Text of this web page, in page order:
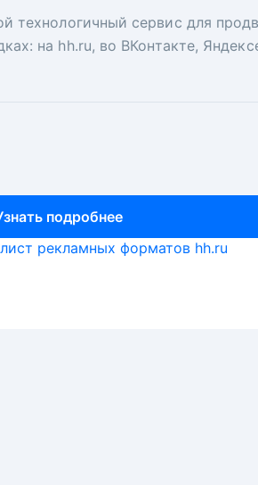
технологичный сервис для
на hh.ru, во ВКонтакте,
подробнее
странице hh.ru.
кандидатов и когда вам
проектные менеджеры hh.ru с
подробнее
рекламных форматов hh.ru